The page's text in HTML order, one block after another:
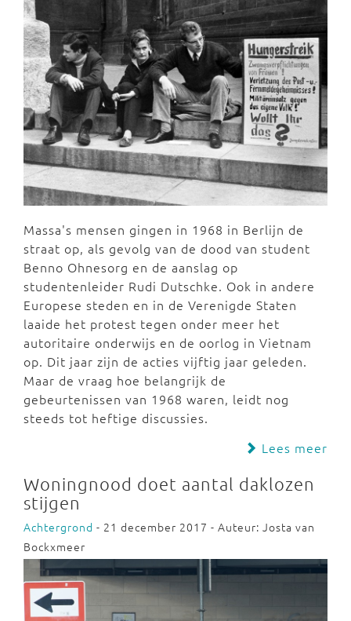
Massa's mensen gingen in 1968 in Berlijn de
straat op, als gevolg van de dood van student
Benno Ohnesorg en de aanslag op
studentenleider Rudi Dutschke. Ook in andere
Europese steden en in de Verenigde Staten
laaide het protest tegen onder meer het
autoritaire onderwijs en de oorlog in Vietnam
op. Dit jaar zijn de acties vijftig jaar geleden.
Maar de vraag hoe belangrijk de
gebeurtenissen van 1968 waren, leidt nog
steeds tot heftige discussies.
Lees meer
Woningnood doet aantal daklozen
stijgen
Achtergrond - 21 december 2017 - Auteur: Josta van
Bockxmeer